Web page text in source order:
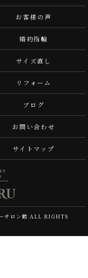
お客様の声
婚約指輪
サイズ直し
リフォーム
ブログ
お問い合わせ
サイトマップ
サロン鶴 ALL RIGHTS